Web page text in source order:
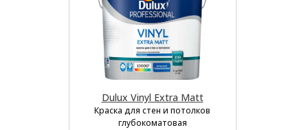
Dulux Vinyl Extra Matt
Краска для стен и потолков
глубокоматовая